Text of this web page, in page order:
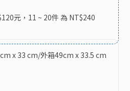
元，11 ~ 20件 為 NT$240
x 33 cm/外箱49cm x 33.5 cm